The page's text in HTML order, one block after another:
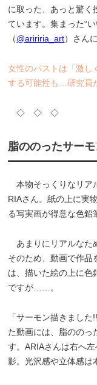
に取った、あっと驚く
ています。集まった“
（@aririria_art）さん
女性のバストは「激
する可能性も…研究員
◇ ◇ ◇
脂ののったサー
本物そっくりなリア
RIAさん。紙の上に実
る写実画が得意な色鉛
あまりにリアルなた
そのため、動画で作品
は、描いた絵の上に色
ですが……。
「サーモン描きまし
た動画には、脂ののっ
す。ARIAさんは右へ
影。光沢感や立体感は